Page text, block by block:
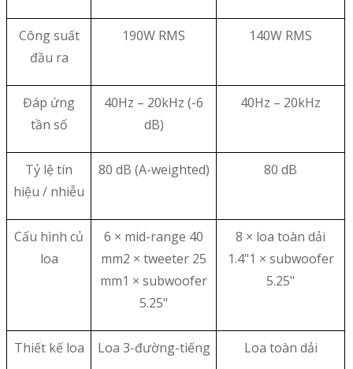
Công suất
đầu ra
190W RMS 140W RMS
Đáp ứng
tần số
40Hz – 20kHz (-6
dB)
40Hz – 20kHz
Tỷ lệ tín
hiệu / nhiễu
80 dB (A-weighted) 80 dB
Cấu hình củ
loa
6 × mid-range 40
mm2 × tweeter 25
mm1 × subwoofer
5.25"
8 × loa toàn dải
1.4"1 × subwoofer
5.25"
Thiết kế loa Loa 3-đường-tiếng Loa toàn dải